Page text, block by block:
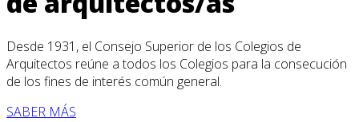
Desde 1931, el Consejo Superior de los Colegios de
Arquitectos reúne a todos los Colegios para la consecución
de los fines de interés común general.
SABER MÁS